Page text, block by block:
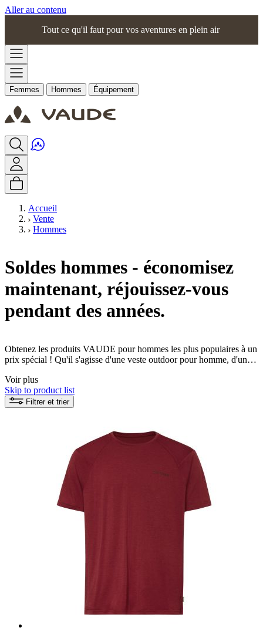
Aller au contenu
Tout ce qu'il faut pour vos aventures en plein air
Femmes Hommes Équipement
Accueil
Vente
Hommes
Soldes hommes - économisez
maintenant, réjouissez-vous
pendant des années.
Obtenez les produits VAUDE pour hommes les plus populaires à un
prix spécial ! Qu'il s'agisse d'une veste outdoor pour homme, d'un
VAUDE sont fabriqués de manière écologique et équitable. Votre
expérience durable de la nature peut commencer !
Voir plus
Skip to product list
Filtrer et trier